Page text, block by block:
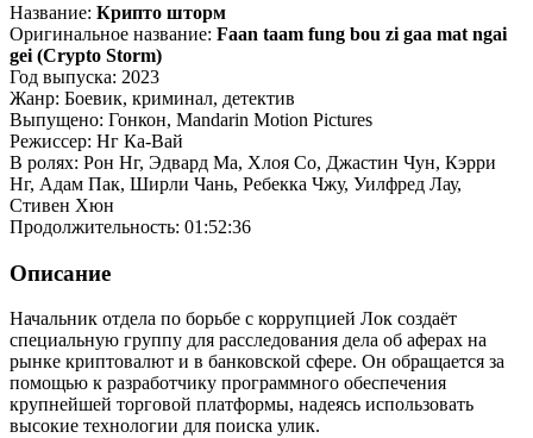
Название: Крипто шторм
Оригинальное название: Faan taam fung bou zi gaa mat ngai
gei (Crypto Storm)
Год выпуска: 2023
Жанр: Боевик, криминал, детектив
Выпущено: Гонкон, Mandarin Motion Pictures
Режиссер: Нг Ка-Вай
В ролях: Рон Нг, Эдвард Ма, Хлоя Со, Джастин Чун, Кэрри
Нг, Адам Пак, Ширли Чань, Ребекка Чжу, Уилфред Лау,
Стивен Хюн
Продолжительность: 01:52:36
Описание
Начальник отдела по борьбе с коррупцией Лок создаёт
специальную группу для расследования дела об аферах на
рынке криптовалют и в банковской сфере. Он обращается за
помощью к разработчику программного обеспечения
крупнейшей торговой платформы, надеясь использовать
высокие технологии для поиска улик.